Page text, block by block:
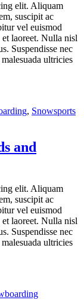
elit. Aliquam
suscipit ac
vel euismod
laoreet. Nulla nisl
Suspendisse nec
ultricies
, Snowsports
and
elit. Aliquam
suscipit ac
vel euismod
laoreet. Nulla nisl
Suspendisse nec
ultricies